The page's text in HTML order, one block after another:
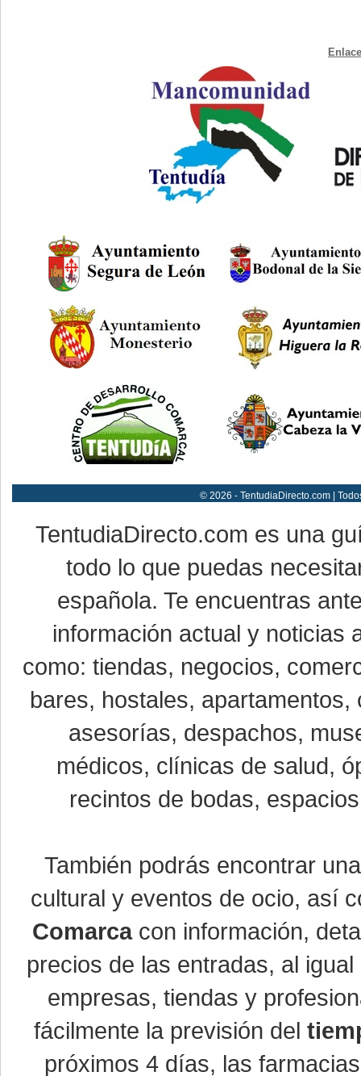
© 2026 - TentudiaDirecto.com |
TentudiaDirecto.com es una
todo lo que puedas
española. Te encuentras
información actual y noticias
como: tiendas, negocios,
bares, hostales,
asesorías, despachos,
médicos, clínicas de salud,
recintos de bodas,
También podrás encontrar
cultural y eventos de ocio, así
Comarcacon información,
precios de las entradas, al
empresas, tiendas y
fácilmente la previsión del
próximos 4 días, las